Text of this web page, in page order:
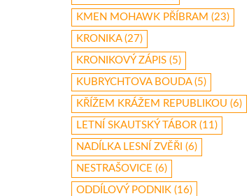
KMEN MOHAWK PŘÍBRAM (23)
KRONIKA(27)
KRONIKOVÝ ZÁPIS (5)
KUBRYCHTOVA BOUDA(5)
KŘÍŽEM KRÁŽEM REPUBLIKOU (6)
LETNÍ SKAUTSKÝ TÁBOR (11)
NADÍLKA LESNÍ ZVĚŘI (6)
NESTRAŠOVICE (6)
ODDÍLOVÝ PODNIK (16)